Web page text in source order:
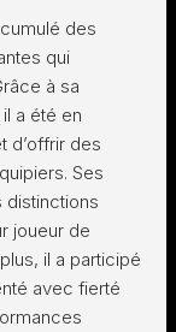
des
qui
à sa
a été en
d’offrir des
Ses
distinctions
joueur de
il a participé
avec fierté